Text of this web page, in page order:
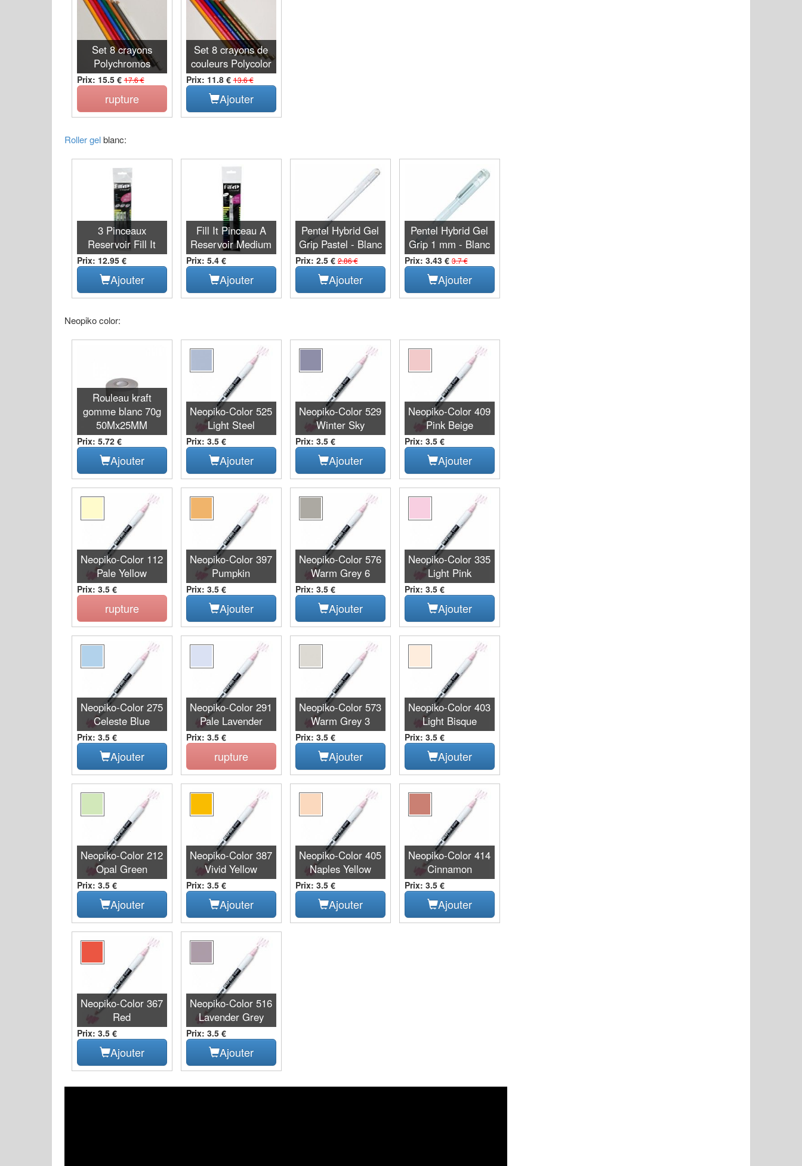
Set 8 crayons
Polychromos
Prix: 15.5 € 17.6 €
rupture
Set 8 crayons de
couleurs Polycolor
Prix: 11.8 € 13.6 €
Ajouter
Roller gelblanc:
3 Pinceaux
Reservoir Fill It
Prix: 12.95 €
Ajouter
Fill It Pinceau A
Reservoir Medium
Prix: 5.4 €
Ajouter
Pentel Hybrid Gel
Grip Pastel - Blanc
Prix: 2.5 € 2.86 €
Ajouter
Pentel Hybrid Gel
Grip 1 mm - Blanc
Prix: 3.43 € 3.7 €
Ajouter
Neopiko color:
Rouleau kraft
gomme blanc 70g
50Mx25MM
Prix: 5.72 €
Ajouter
Neopiko-Color 525
Light Steel
Prix: 3.5 €
Ajouter
Neopiko-Color 529
Winter Sky
Prix: 3.5 €
Ajouter
Neopiko-Color 409
Pink Beige
Prix: 3.5 €
Ajouter
Neopiko-Color 112
Pale Yellow
Prix: 3.5 €
rupture
Neopiko-Color 397
Pumpkin
Prix: 3.5 €
Ajouter
Neopiko-Color 576
Warm Grey 6
Prix: 3.5 €
Ajouter
Neopiko-Color 335
Light Pink
Prix: 3.5 €
Ajouter
Neopiko-Color 275
Celeste Blue
Prix: 3.5 €
Ajouter
Neopiko-Color 291
Pale Lavender
Prix: 3.5 €
rupture
Neopiko-Color 573
Warm Grey 3
Prix: 3.5 €
Ajouter
Neopiko-Color 403
Light Bisque
Prix: 3.5 €
Ajouter
Neopiko-Color 212
Opal Green
Prix: 3.5 €
Ajouter
Neopiko-Color 387
Vivid Yellow
Prix: 3.5 €
Ajouter
Neopiko-Color 405
Naples Yellow
Prix: 3.5 €
Ajouter
Neopiko-Color 414
Cinnamon
Prix: 3.5 €
Ajouter
Neopiko-Color 367
Red
Prix: 3.5 €
Ajouter
Neopiko-Color 516
Lavender Grey
Prix: 3.5 €
Ajouter